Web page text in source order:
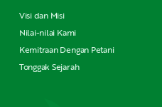
Visi dan Misi
Nilai-nilai Kami
Kemitraan Dengan Petani
Tonggak Sejarah